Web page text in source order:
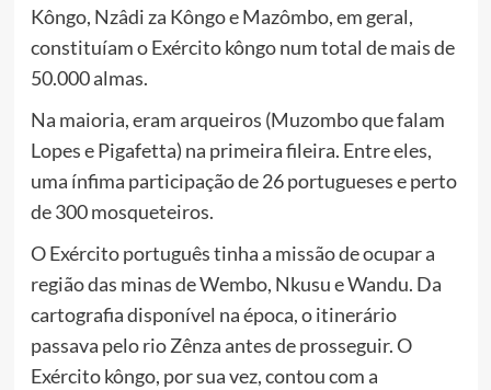
Kôngo, Nzâdi za Kôngo e Mazômbo, em geral,
constituíam o Exército kôngo num total de mais de
50.000 almas.
Na maioria, eram arqueiros (Muzombo que falam
Lopes e Pigafetta) na primeira fileira. Entre eles,
uma ínfima participação de 26 portugueses e perto
de 300 mosqueteiros.
O Exército português tinha a missão de ocupar a
região das minas de Wembo, Nkusu e Wandu. Da
cartografia disponível na época, o itinerário
passava pelo rio Zênza antes de prosseguir. O
Exército kôngo, por sua vez, contou com a